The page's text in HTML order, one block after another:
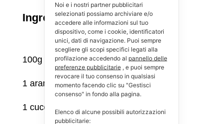
Ingredienti per 2 persone:
100g di ricotta light (IG 30)
1 arancia non trattata (succo e scorza)
1 cucchiaio di eritritolo o stevia
Noi e i nostri partner pubblicitari
selezionati possiamo archiviare e/o
accedere alle informazioni sul tuo
dispositivo, come i cookie, identificatori
unici, dati di navigazione. Puoi sempre
scegliere gli scopi specifici legati alla
profilazione accedendo al pannello delle
preferenze pubblicitarie, e puoi sempre
revocare il tuo consenso in qualsiasi
momento facendo clic su "Gestisci
consenso" in fondo alla pagina.
Elenco di alcune possibili autorizzazioni
pubblicitarie: